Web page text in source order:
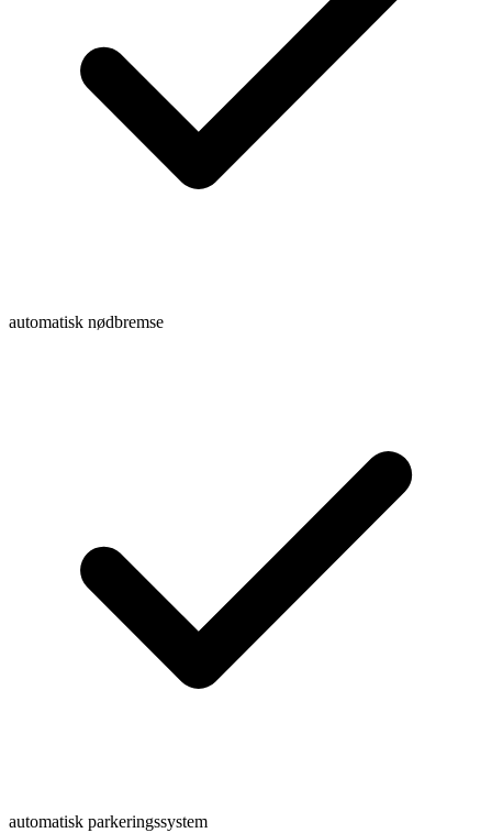
automatisk nødbremse
automatisk parkeringssystem